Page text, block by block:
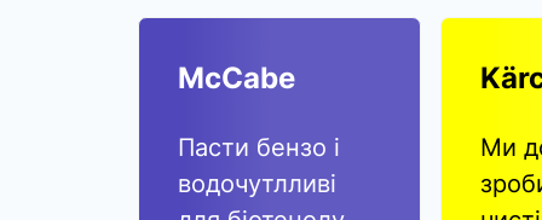
McCabe
Пасти бензо і
водочутлливі
Ми